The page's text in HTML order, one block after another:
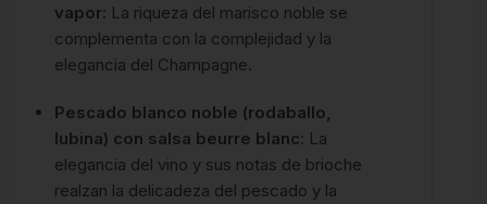
vapor: La riqueza del marisco noble se
complementa con la complejidad y la
elegancia del Champagne.
Pescado blanco noble (rodaballo,
lubina) con salsa beurre blanc: La
elegancia del vino y sus notas de brioche
realzan la delicadeza del pescado y la